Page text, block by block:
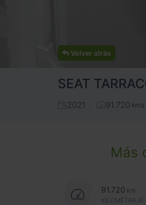
Volver atrás
SEAT
2021 91.720 kms
Más
91.720 km
KILOMETRAJE